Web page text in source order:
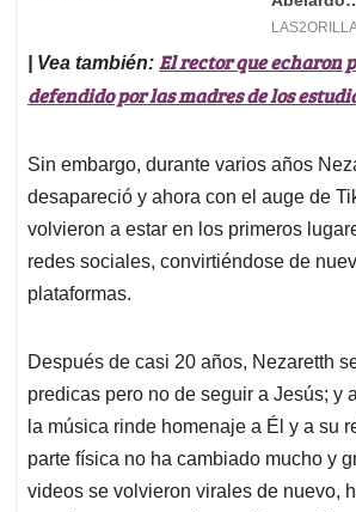
| Vea también: El rector que echaron
defendido por las madres de los
Sin embargo, durante varios años
desapareció y ahora con el auge de
volvieron a estar en los primeros
redes sociales, convirtiéndose de
plataformas.
Después de casi 20 años, Nezaretth
predicas pero no de seguir a Jesús; y
la música rinde homenaje a Él y a su
parte física no ha cambiado mucho y
videos se volvieron virales de nuevo,